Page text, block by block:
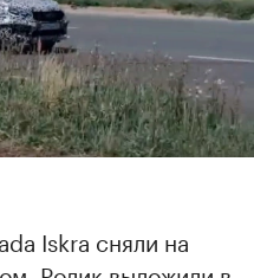
Iskra сняли на